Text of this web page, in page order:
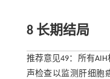
8 长期结局
推荐意见49：所有
声检查以监测肝细胞